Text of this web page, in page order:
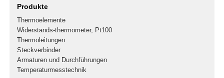
Produkte
Thermoelemente
Widerstands-thermometer, Pt100
Thermoleitungen
Steckverbinder
Armaturen und Durchführungen
Temperaturmesstechnik